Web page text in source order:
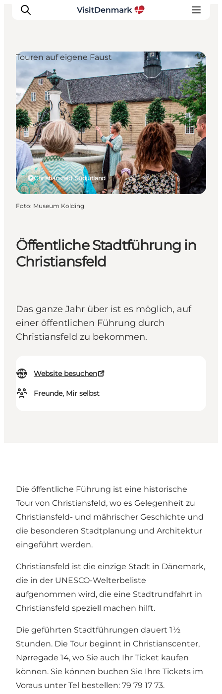
Inspiration
Regionen
Erlebnisse
Unterkünfte
Reiseplanung
Öffentliche Stadtführung in
Christiansfeld
Das ganze Jahr über ist es möglich, auf
einer öffentlichen Führung durch
Christiansfeld zu bekommen.
Website besuchen
Freunde, Mir selbst
Christiansfeld, Südjütland
Touren auf eigene Faust
Foto: Museum Kolding
Die öffentliche Führung ist eine historische
Tour von Christiansfeld, wo es Gelegenheit zu
Christiansfeld- und mährischer Geschichte und
die besonderen Stadtplanung und Architektur
eingeführt werden.
Christiansfeld ist die einzige Stadt in Dänemark,
die in der UNESCO-Welterbeliste
aufgenommen wird, die eine Stadtrundfahrt in
Christiansfeld speziell machen hilft.
Die geführten Stadtführungen dauert 1½
Stunden. Die Tour beginnt in Christianscenter,
Nørregade 14, wo Sie auch Ihr Ticket kaufen
können. Sie können buchen Sie Ihre Tickets im
Voraus unter Tel bestellen: 79 79 17 73.